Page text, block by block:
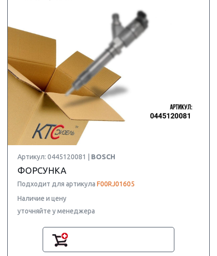
Артикул: 0445120081 | BOSCH
ФОРСУНКА
Подходит для артикула F00RJ01605
Наличие и цену
уточняйте у менеджера